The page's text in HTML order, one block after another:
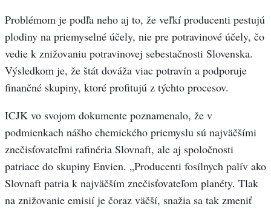
Problémom je podľa neho aj to, že veľkí producenti pestujú
plodiny na priemyselné účely, nie pre potravinové účely, čo
vedie k znižovaniu potravinovej sebestačnosti Slovenska.
Výsledkom je, že štát dováža viac potravín a podporuje
finančné skupiny, ktoré profitujú z týchto procesov.
ICJK vo svojom dokumente poznamenalo, že v
podmienkach nášho chemického priemyslu sú najväčšími
znečisťovateľmi rafinéria Slovnaft, ale aj spoločnosti
patriace do skupiny Envien. „Producenti fosílnych palív ako
Slovnaft patria k najväčším znečisťovateľom planéty. Tlak
na znižovanie emisií je čoraz väčší, snažia sa tak zmeniť